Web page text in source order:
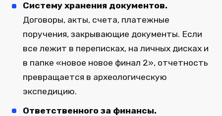
Систему хранения документов.
Договоры, акты, счета, платежные
поручения, закрывающие документы. Если
все лежит в переписках, на личных дисках и
в папке «новое новое финал 2», отчетность
превращается в археологическую
экспедицию.
Ответственного за финансы.